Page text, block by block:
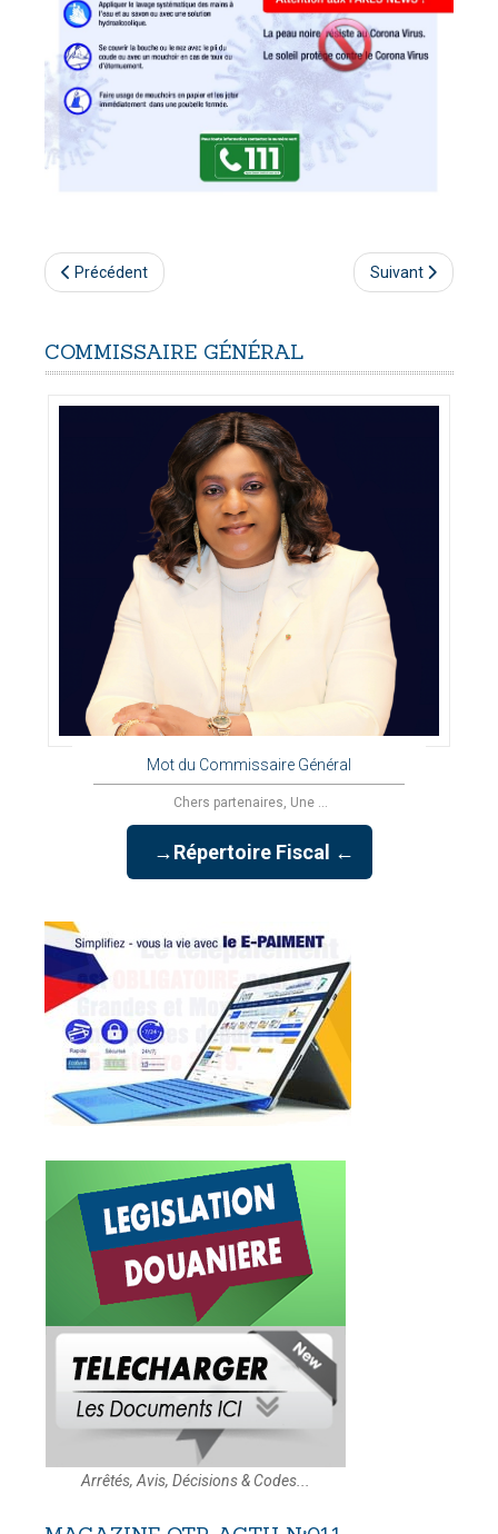
Précédent Suivant
COMMISSAIRE GÉNÉRAL
Mot du Commissaire Général
Chers partenaires, Une ...
→Répertoire Fiscal ←
Arrêtés, Avis, Décisions & Codes...